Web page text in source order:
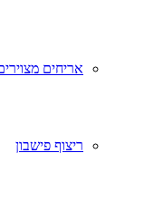
אריחים
ריצוף פישבון